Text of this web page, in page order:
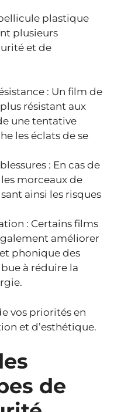
plastique
plusieurs
et de
: Un film de
résistant aux
une tentative
les éclats de se
: En cas de
morceaux de
ainsi les risques
: Certains films
améliorer
phonique des
à réduire la
vos priorités en
et d’esthétique.
de